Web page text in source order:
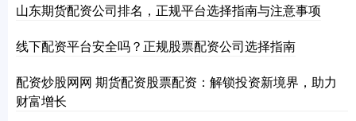
山东期货配资公司排名，正规平台选择指南与注意事项
线下配资平台安全吗？正规股票配资公司选择指南
配资炒股网网 期货配资股票配资：解锁投资新境界，助力
财富增长